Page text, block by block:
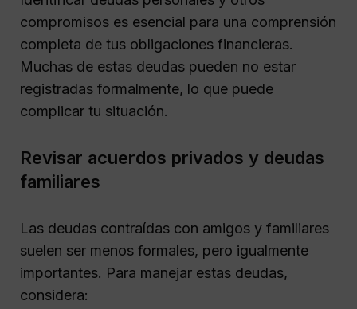
compromisos es esencial para una comprensión
completa de tus obligaciones financieras.
Muchas de estas deudas pueden no estar
registradas formalmente, lo que puede
complicar tu situación.
Revisar acuerdos privados y deudas
familiares
Las deudas contraídas con amigos y familiares
suelen ser menos formales, pero igualmente
importantes. Para manejar estas deudas,
considera: